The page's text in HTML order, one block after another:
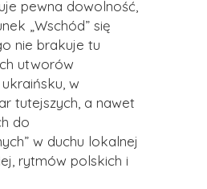
pewna dowolność,
„Wschód” się
nie brakuje tu
utworów
w
tutejszych, a nawet
do
w duchu lokalnej
rytmów polskich i